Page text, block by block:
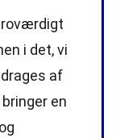
i det, vi
af
en